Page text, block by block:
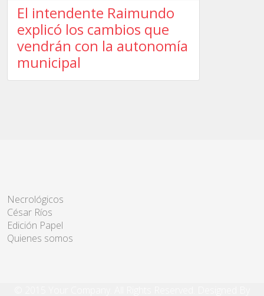
El intendente Raimundo
explicó los cambios que
vendrán con la autonomía
municipal
Necrológicos
César Ríos
Edición Papel
Quienes somos